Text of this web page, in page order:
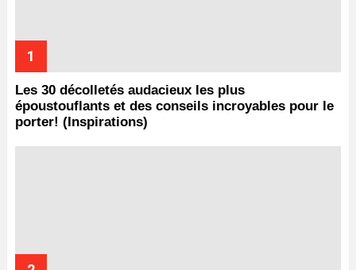
Les 30 décolletés audacieux les plus
époustouflants et des conseils incroyables pour le
porter! (Inspirations)